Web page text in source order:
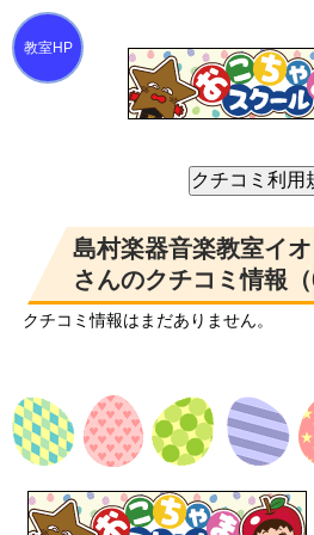
島村楽器音楽教室イ
さんのクチコミ情報（
クチコミ情報はまだありません。